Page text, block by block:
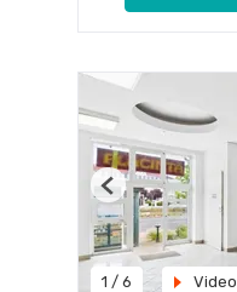
1 / 6 Video
Previous